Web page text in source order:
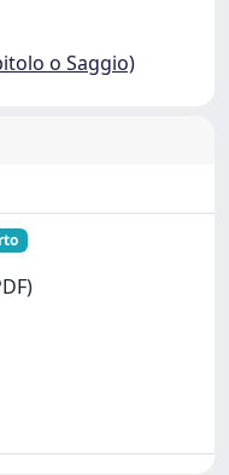
o Saggio)